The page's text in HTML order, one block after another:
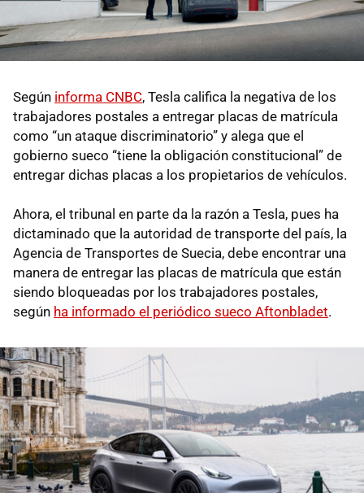
Según informa CNBC, Tesla califica la negativa de los
trabajadores postales a entregar placas de matrícula
como “un ataque discriminatorio” y alega que el
gobierno sueco “tiene la obligación constitucional” de
entregar dichas placas a los propietarios de vehículos.
Ahora, el tribunal en parte da la razón a Tesla, pues ha
dictaminado que la autoridad de transporte del país, la
Agencia de Transportes de Suecia, debe encontrar una
manera de entregar las placas de matrícula que están
siendo bloqueadas por los trabajadores postales,
según ha informado el periódico sueco Aftonbladet.